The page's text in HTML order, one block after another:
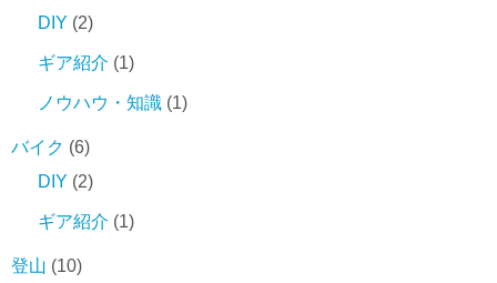
DIY (2)
ギア紹介 (1)
ノウハウ・知識 (1)
バイク (6)
DIY (2)
ギア紹介 (1)
登山 (10)